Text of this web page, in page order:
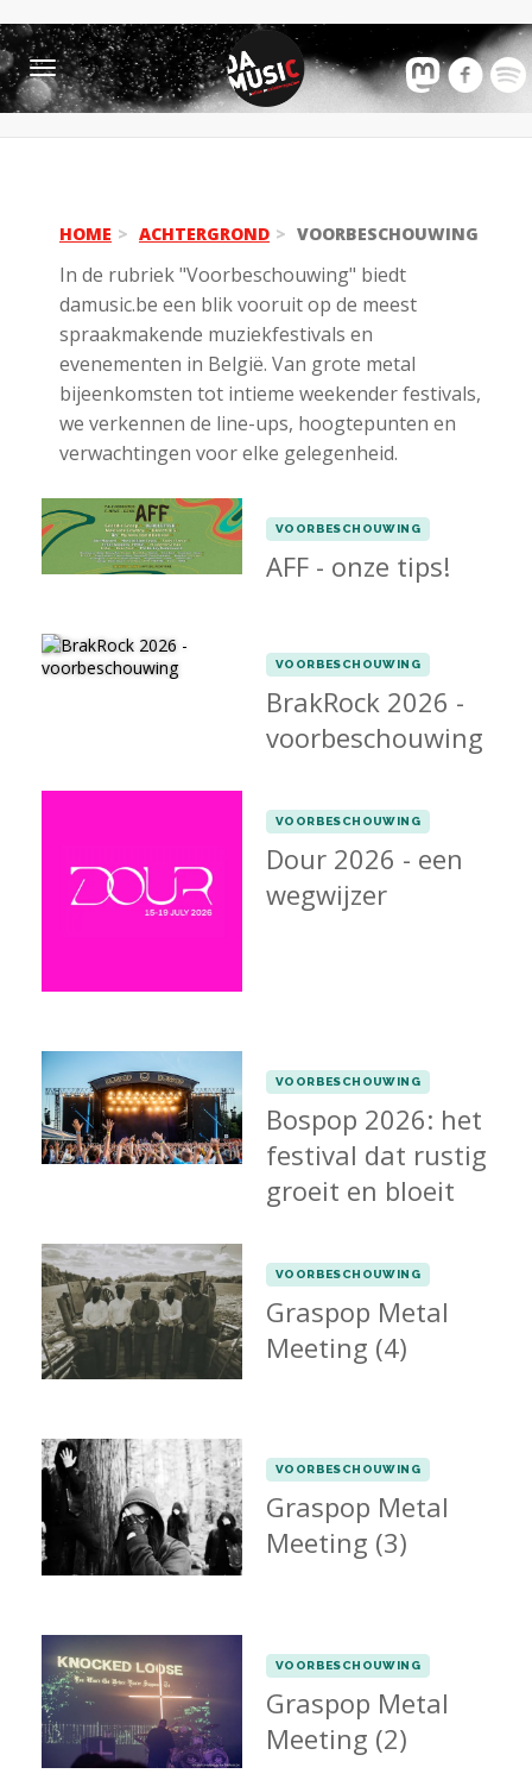
Toggle
navigation
HOME ACHTERGROND VOORBESCHOUWING
In de rubriek "Voorbeschouwing" biedt
damusic.be een blik vooruit op de meest
spraakmakende muziekfestivals en
evenementen in België. Van grote metal
bijeenkomsten tot intieme weekender festivals,
we verkennen de line-ups, hoogtepunten en
verwachtingen voor elke gelegenheid.
VOORBESCHOUWING
AFF - onze tips!
VOORBESCHOUWING
BrakRock 2026 -
voorbeschouwing
VOORBESCHOUWING
Dour 2026 - een
wegwijzer
VOORBESCHOUWING
Bospop 2026: het
festival dat rustig
groeit en bloeit
VOORBESCHOUWING
Graspop Metal
Meeting (4)
VOORBESCHOUWING
Graspop Metal
Meeting (3)
VOORBESCHOUWING
Graspop Metal
Meeting (2)